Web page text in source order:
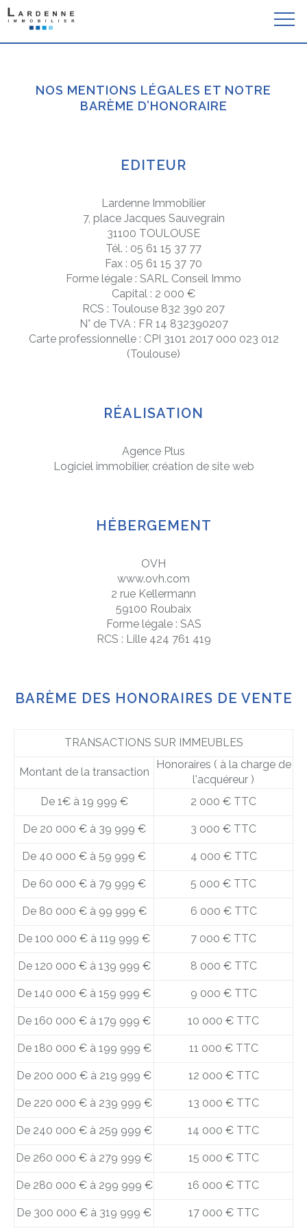
NOS MENTIONS LÉGALES ET NOTRE
BARÈME D’HONORAIRE
EDITEUR
Lardenne Immobilier
7, place Jacques Sauvegrain
31100 TOULOUSE
Tél. : 05 61 15 37 77
Fax : 05 61 15 37 70
Forme légale : SARL Conseil Immo
Capital : 2 000 €
RCS : Toulouse 832 390 207
N° de TVA : FR 14 832390207
Carte professionnelle : CPI 3101 2017 000 023 012
(Toulouse)
RÉALISATION
Agence Plus
Logiciel immobilier, création de site web
HÉBERGEMENT
OVH
www.ovh.com
2 rue Kellermann
59100 Roubaix
Forme légale : SAS
RCS : Lille 424 761 419
BARÈME DES HONORAIRES DE VENTE
TRANSACTIONS SUR IMMEUBLES
Montant de la transaction
Honoraires ( à la charge de
l'acquéreur )
De 1€ à 19 999 €
2 000 € TTC
De 20 000 € à 39 999 € 3 000 € TTC
De 40 000 € à 59 999 € 4 000 € TTC
De 60 000 € à 79 999 € 5 000 € TTC
De 80 000 € à 99 999 € 6 000 € TTC
De 100 000 € à 119 999 € 7 000 € TTC
De 120 000 € à 139 999 € 8 000 € TTC
De 140 000 € à 159 999 € 9 000 € TTC
De 160 000 € à 179 999 € 10 000 € TTC
De 180 000 € à 199 999 € 11 000 € TTC
De 200 000 € à 219 999 € 12 000 € TTC
De 220 000 € à 239 999 € 13 000 € TTC
De 240 000 € à 259 999 € 14 000 € TTC
De 260 000 € à 279 999 € 15 000 € TTC
De 280 000 € à 299 999 € 16 000 € TTC
De 300 000 € à 319 999 € 17 000 € TTC